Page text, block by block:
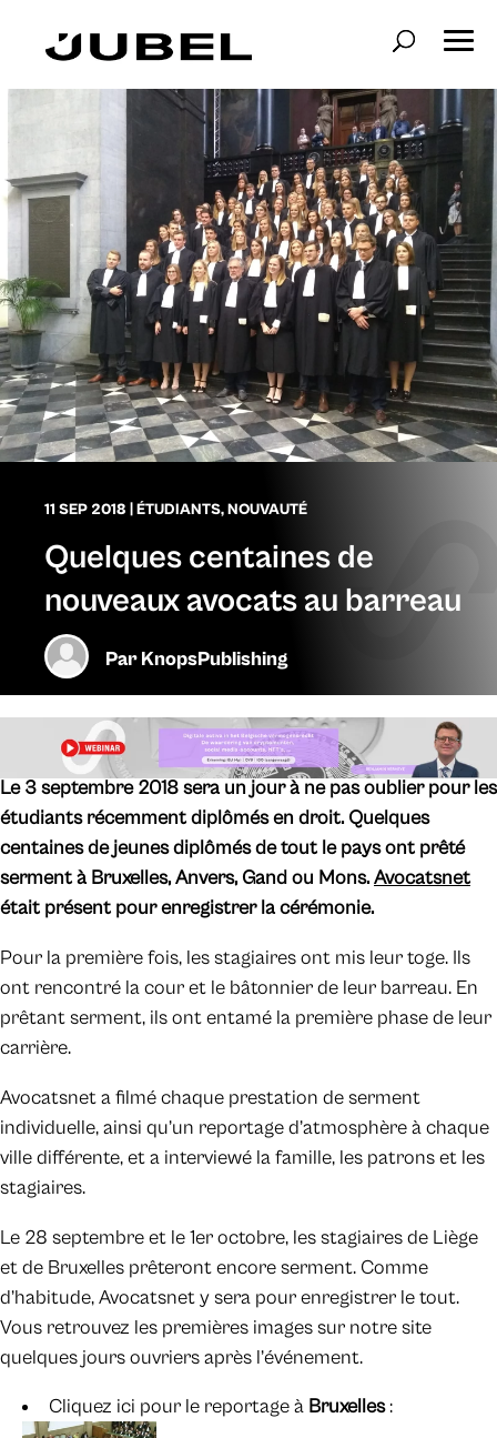
11 SEP 2018 ÉTUDIANTS,NOUVAUTÉ
Quelques centaines de
nouveaux avocats au barreau
ParKnopsPublishing
Le 3 septembre 2018 sera un jour à ne pas oublier pour les
étudiants récemment diplômés en droit. Quelques
centaines de jeunes diplômés de tout le pays ont prêté
serment à Bruxelles, Anvers, Gand ou Mons.Avocatsnet
était présent pour enregistrer la cérémonie.
Pour la première fois, les stagiaires ont mis leur toge. Ils
ont rencontré la cour et le bâtonnier de leur barreau. En
prêtant serment, ils ont entamé la première phase de leur
carrière.
Avocatsnet a filmé chaque prestation de serment
individuelle, ainsi qu’un reportage d’atmosphère à chaque
ville différente, et a interviewé la famille, les patrons et les
stagiaires.
Le 28 septembre et le 1er octobre, les stagiaires de Liège
et de Bruxelles prêteront encore serment. Comme
d’habitude, Avocatsnet y sera pour enregistrer le tout.
Vous retrouvez les premières images sur notre site
quelques jours ouvriers après l’événement.
Cliquez ici pour le reportage à Bruxelles: